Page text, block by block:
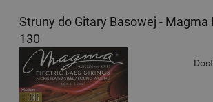
Struny do Gitary Basowej - Magma
130